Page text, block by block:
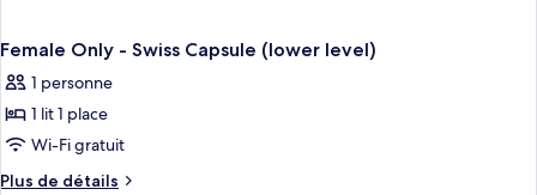
Female Only - Swiss Capsule (lower level)
1 personne
1 lit 1 place
Wi-Fi gratuit
Plus de détails
Plus